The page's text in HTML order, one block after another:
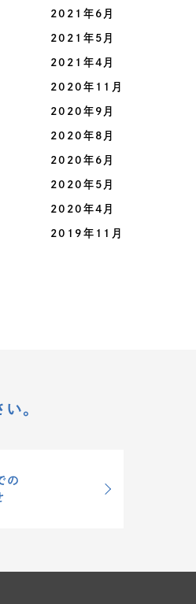
2021年6月
2021年5月
2021年4月
2020年11月
2020年9月
2020年8月
2020年6月
2020年5月
2020年4月
2019年11月
。
の